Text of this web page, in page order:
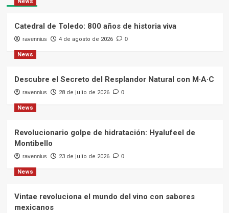
News
Catedral de Toledo: 800 años de historia viva
ravennius 4 de agosto de 2026 0
News
Descubre el Secreto del Resplandor Natural con M·A·C
ravennius 28 de julio de 2026 0
News
Revolucionario golpe de hidratación: Hyalufeel de
Montibello
ravennius 23 de julio de 2026 0
News
Vintae revoluciona el mundo del vino con sabores
mexicanos